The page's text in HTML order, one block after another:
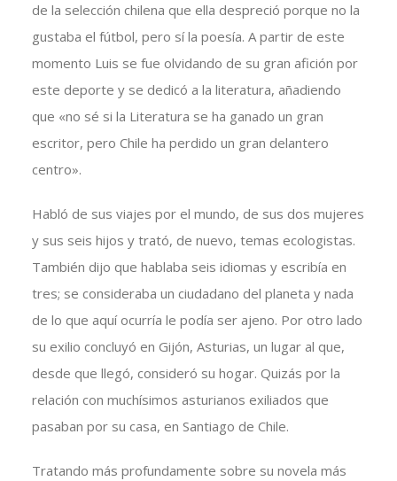
de la selección chilena que ella despreció porque no la
gustaba el fútbol, pero sí la poesía. A partir de este
momento Luis se fue olvidando de su gran afición por
este deporte y se dedicó a la literatura, añadiendo
que «no sé si la Literatura se ha ganado un gran
escritor, pero Chile ha perdido un gran delantero
centro».
Habló de sus viajes por el mundo, de sus dos mujeres
y sus seis hijos y trató, de nuevo, temas ecologistas.
También dijo que hablaba seis idiomas y escribía en
tres; se consideraba un ciudadano del planeta y nada
de lo que aquí ocurría le podía ser ajeno. Por otro lado
su exilio concluyó en Gijón, Asturias, un lugar al que,
desde que llegó, consideró su hogar. Quizás por la
relación con muchísimos asturianos exiliados que
pasaban por su casa, en Santiago de Chile.
Tratando más profundamente sobre su novela más